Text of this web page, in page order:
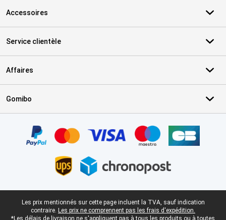
Accessoires
Service clientèle
Affaires
Gomibo
Pied-de-page légal
Les prix mentionnés sur cette page incluent la TVA, sauf indication
contraire. Les prix ne comprennent pas les frais d'expédition.
*Les délais de livraison ne s'appliquent pas à tous les produits ou à toutes